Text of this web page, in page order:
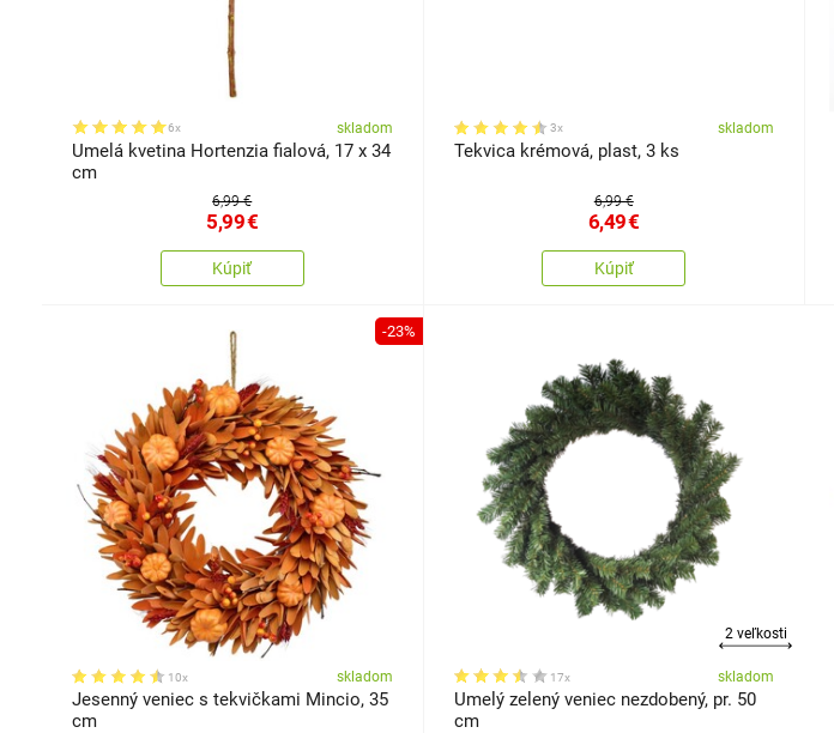
6x skladom
Umelá kvetina Hortenzia fialová, 17 x 34
cm
6,99 €
5,99€
Kúpiť
3x skladom
Tekvica krémová, plast, 3 ks
6,99 €
6,49€
Kúpiť
-23%
10x skladom
Jesenný veniec s tekvičkami Mincio, 35
cm
2 veľkosti
17x skladom
Umelý zelený veniec nezdobený, pr. 50
cm